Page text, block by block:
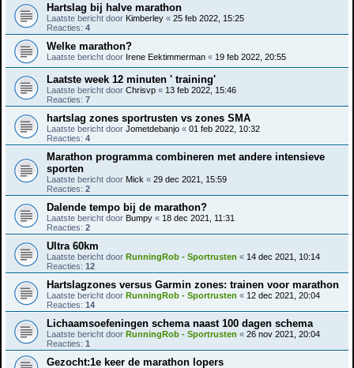
Hartslag bij halve marathon
Laatste bericht door Kimberley « 25 feb 2022, 15:25
Reacties: 4
Welke marathon?
Laatste bericht door Irene Eektimmerman « 19 feb 2022, 20:55
Laatste week 12 minuten ' training'
Laatste bericht door Chrisvp « 13 feb 2022, 15:46
Reacties: 7
hartslag zones sportrusten vs zones SMA
Laatste bericht door Jometdebanjo « 01 feb 2022, 10:32
Reacties: 4
Marathon programma combineren met andere intensieve
sporten
Laatste bericht door Mick « 29 dec 2021, 15:59
Reacties: 2
Dalende tempo bij de marathon?
Laatste bericht door Bumpy « 18 dec 2021, 11:31
Reacties: 2
Ultra 60km
Laatste bericht door RunningRob - Sportrusten « 14 dec 2021, 10:14
Reacties: 12
Hartslagzones versus Garmin zones: trainen voor marathon
Laatste bericht door RunningRob - Sportrusten « 12 dec 2021, 20:04
Reacties: 14
Lichaamsoefeningen schema naast 100 dagen schema
Laatste bericht door RunningRob - Sportrusten « 26 nov 2021, 20:04
Reacties: 1
Gezocht:1e keer de marathon lopers